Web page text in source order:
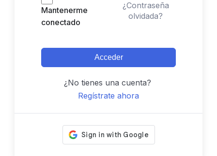
Mantenerme
conectado
¿Contraseña
olvidada?
Acceder
¿No tienes una cuenta?
Regístrate ahora